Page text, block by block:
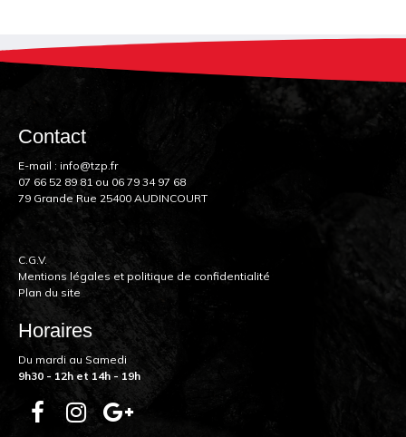
Contact
E-mail : info@tzp.fr
07 66 52 89 81 ou 06 79 34 97 68
79 Grande Rue 25400 AUDINCOURT
C.G.V.
Mentions légales et politique de confidentialité
Plan du site
Horaires
Du mardi au Samedi
9h30 - 12h et 14h - 19h